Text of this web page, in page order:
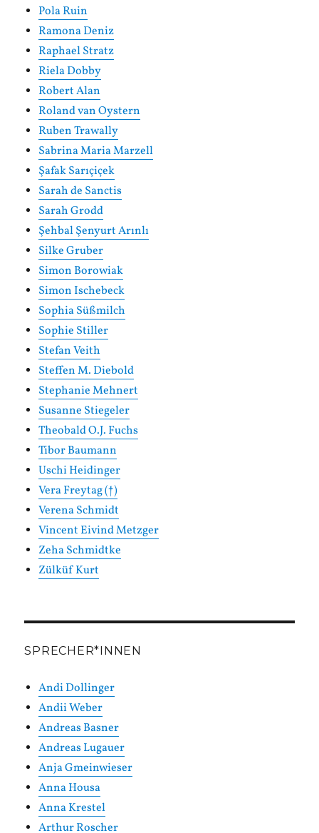
Pola Ruin
Ramona Deniz
Raphael Stratz
Riela Dobby
Robert Alan
Roland van Oystern
Ruben Trawally
Sabrina Maria Marzell
Şafak Sarıçiçek
Sarah de Sanctis
Sarah Grodd
Şehbal Şenyurt Arınlı
Silke Gruber
Simon Borowiak
Simon Ischebeck
Sophia Süßmilch
Sophie Stiller
Stefan Veith
Steffen M. Diebold
Stephanie Mehnert
Susanne Stiegeler
Theobald O.J. Fuchs
Tibor Baumann
Uschi Heidinger
Vera Freytag (†)
Verena Schmidt
Vincent Eivind Metzger
Zeha Schmidtke
Zülküf Kurt
SPRECHER*INNEN
Andi Dollinger
Andii Weber
Andreas Basner
Andreas Lugauer
Anja Gmeinwieser
Anna Housa
Anna Krestel
Arthur Roscher